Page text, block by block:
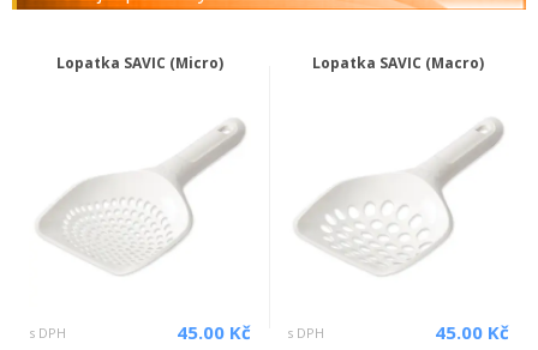
Lopatka SAVIC (Micro)
s DPH 45.00 Kč
Lopatka SAVIC (Macro)
s DPH 45.00 Kč